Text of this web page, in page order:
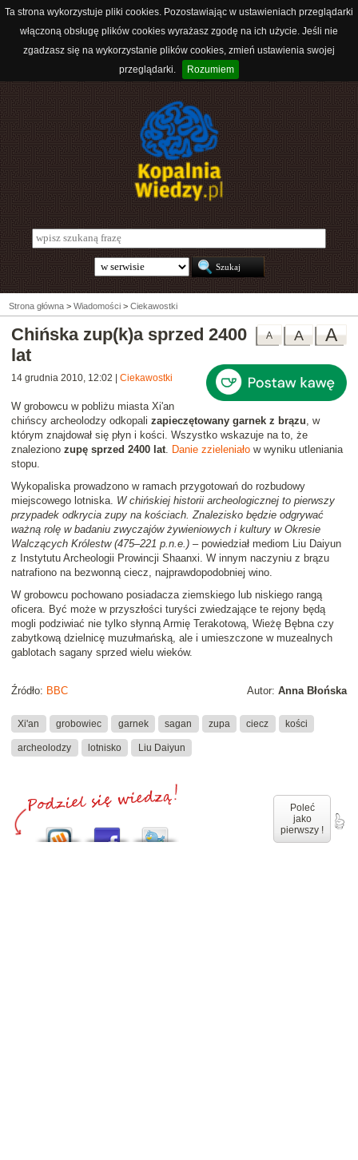
Ta strona wykorzystuje pliki cookies. Pozostawiając w ustawieniach przeglądarki
włączoną obsługę plików cookies wyrażasz zgodę na ich użycie. Jeśli nie
zgadzasz się na wykorzystanie plików cookies, zmień ustawienia swojej
przeglądarki.
Rozumiem
Strona główna > Wiadomości > Ciekawostki
A
A
A
Chińska zup(k)a sprzed 2400
lat
14 grudnia 2010, 12:02 Ciekawostki
W grobowcu w pobliżu miasta Xi'an
chińscy archeolodzy odkopali zapieczętowany garnek z brązu, w
którym znajdował się płyn i kości. Wszystko wskazuje na to, że
znaleziono zupę sprzed 2400 lat. Danie zzieleniało w wyniku utleniania
stopu.
Wykopaliska prowadzono w ramach przygotowań do rozbudowy
miejscowego lotniska. W chińskiej historii archeologicznej to pierwszy
przypadek odkrycia zupy na kościach. Znalezisko będzie odgrywać
ważną rolę w badaniu zwyczajów żywieniowych i kultury w Okresie
Walczących Królestw (475–221 p.n.e.) – powiedział mediom Liu Daiyun
z Instytutu Archeologii Prowincji Shaanxi. W innym naczyniu z brązu
natrafiono na bezwonną ciecz, najprawdopodobniej wino.
W grobowcu pochowano posiadacza ziemskiego lub niskiego rangą
oficera. Być może w przyszłości turyści zwiedzające te rejony będą
mogli podziwiać nie tylko słynną Armię Terakotową, Wieżę Bębna czy
zabytkową dzielnicę muzułmańską, ale i umieszczone w muzealnych
gablotach sagany sprzed wielu wieków.
Autor: Anna Błońska
Źródło: BBC
Xi'an grobowiec garnek sagan zupa ciecz kości
archeolodzy lotnisko Liu Daiyun
Poleć
jako
pierwszy !